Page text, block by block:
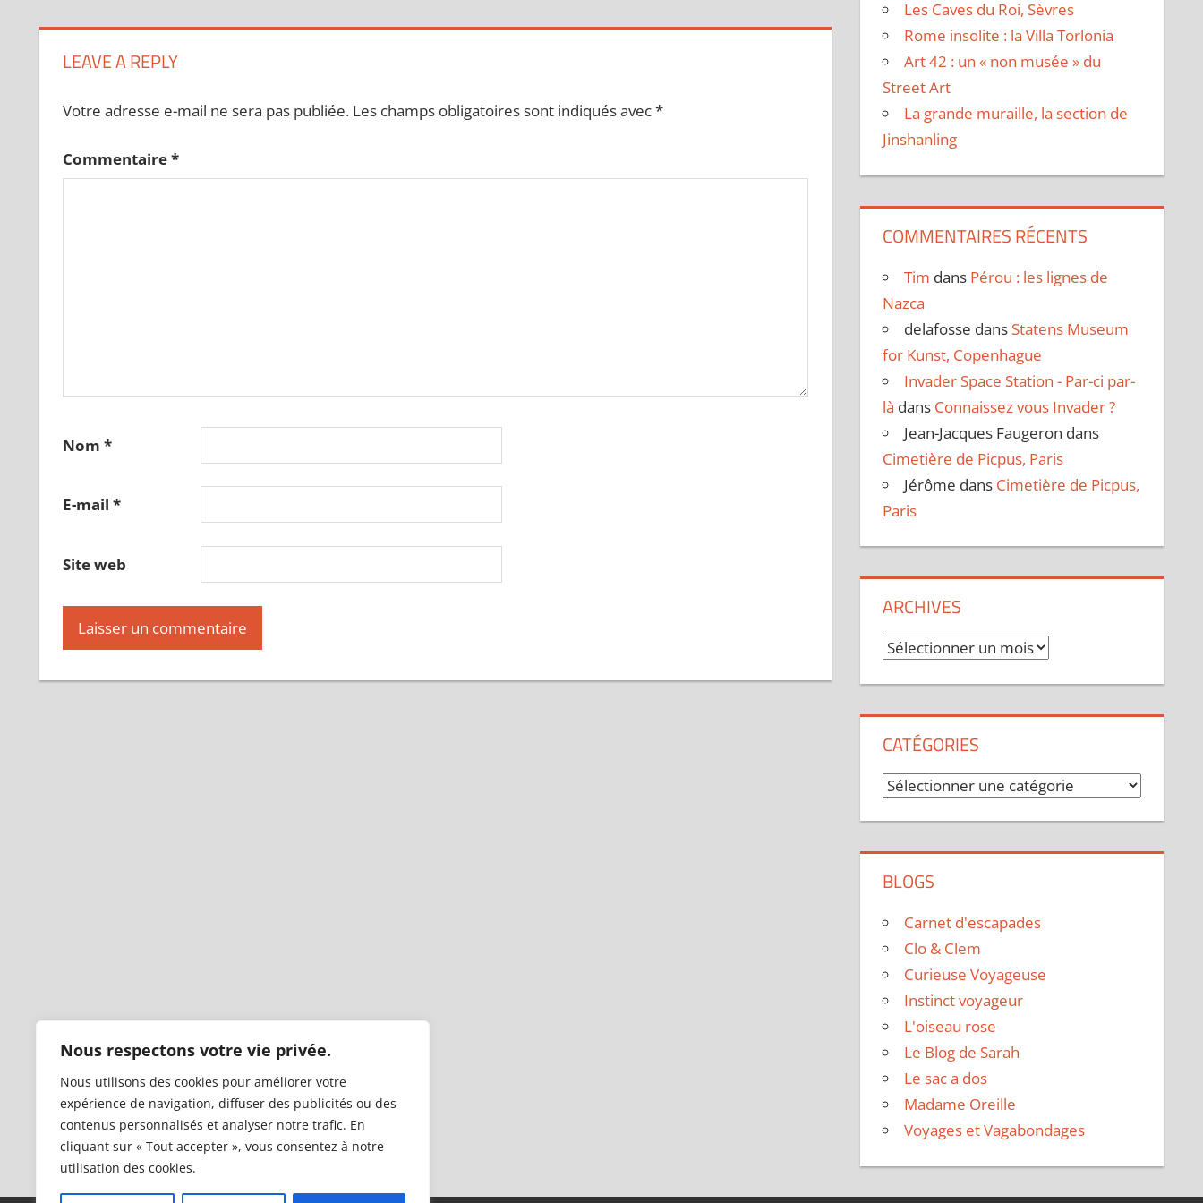
Nous respectons votre vie privée.
Nous utilisons des cookies pour améliorer votre
expérience de navigation, diffuser des publicités ou des
contenus personnalisés et analyser notre trafic. En
cliquant sur « Tout accepter », vous consentez à notre
utilisation des cookies.
LEAVE A REPLY
Votre adresse e-mail ne sera pas publiée. Les champs obligatoires sont indiqués avec*
Commentaire*
Nom *
E-mail *
Site web
Les Caves du Roi, Sèvres
Rome insolite : la Villa Torlonia
Art 42 : un « non musée » du
Street Art
La grande muraille, la section de
Jinshanling
COMMENTAIRES RÉCENTS
Tim dans Pérou : les lignes de
Nazca
delafosse dans Statens Museum
for Kunst, Copenhague
Invader Space Station - Par-ci par-
là dans Connaissez vous Invader ?
Jean-Jacques Faugeron dans
Cimetière de Picpus, Paris
Jérôme dans Cimetière de Picpus,
Paris
ARCHIVES
Archives
CATÉGORIES
Catégories
BLOGS
Carnet d'escapades
Clo & Clem
Curieuse Voyageuse
Instinct voyageur
L'oiseau rose
Le Blog de Sarah
Le sac a dos
Madame Oreille
Voyages et Vagabondages